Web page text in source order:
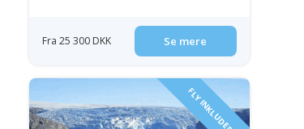
Fra 25 300 DKK Se mere
FLY INKLUDERET